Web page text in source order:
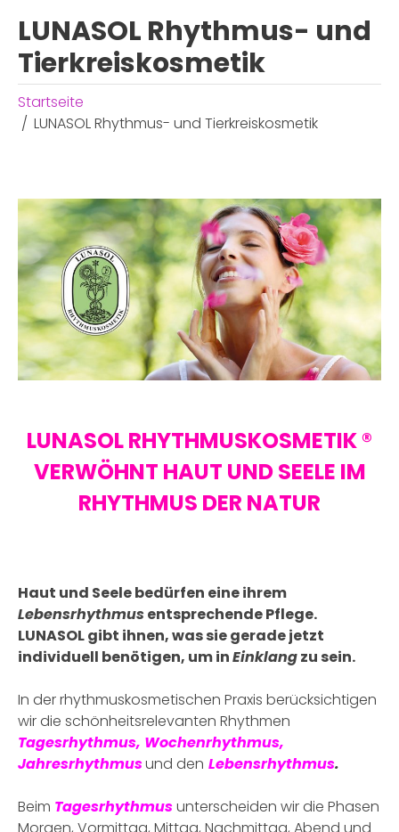
LUNASOL Rhythmus- und
Tierkreiskosmetik
Startseite
LUNASOL Rhythmus- und Tierkreiskosmetik
LUNASOL RHYTHMUSKOSMETIK ®
VERWÖHNT HAUT UND SEELE IM
RHYTHMUS DER NATUR
Haut und Seele bedürfen eine ihrem
Lebensrhythmusentsprechende Pflege.
LUNASOL gibt ihnen, was sie gerade jetzt
individuell benötigen, um inEinklangzu sein.
In der rhythmuskosmetischen Praxis berücksichtigen
wir die schönheitsrelevanten Rhythmen
Tagesrhythmus, Wochenrhythmus,
Jahresrhythmusund den Lebensrhythmus.
Beim Tagesrhythmusunterscheiden wir die Phasen